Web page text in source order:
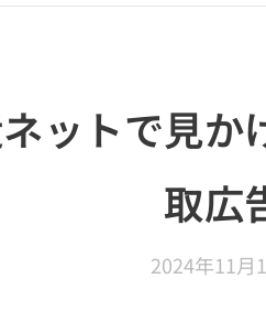
ネットで見
取広
2024年11月